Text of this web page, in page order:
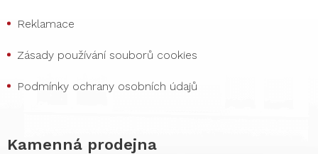
Reklamace
Zásady používání souborů cookies
Podmínky ochrany osobních údajů
Kamenná prodejna